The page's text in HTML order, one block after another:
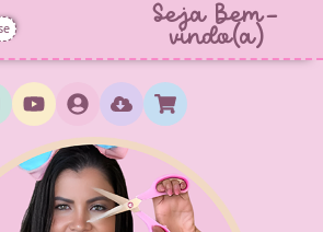
Seja Bem-
vindo(a)